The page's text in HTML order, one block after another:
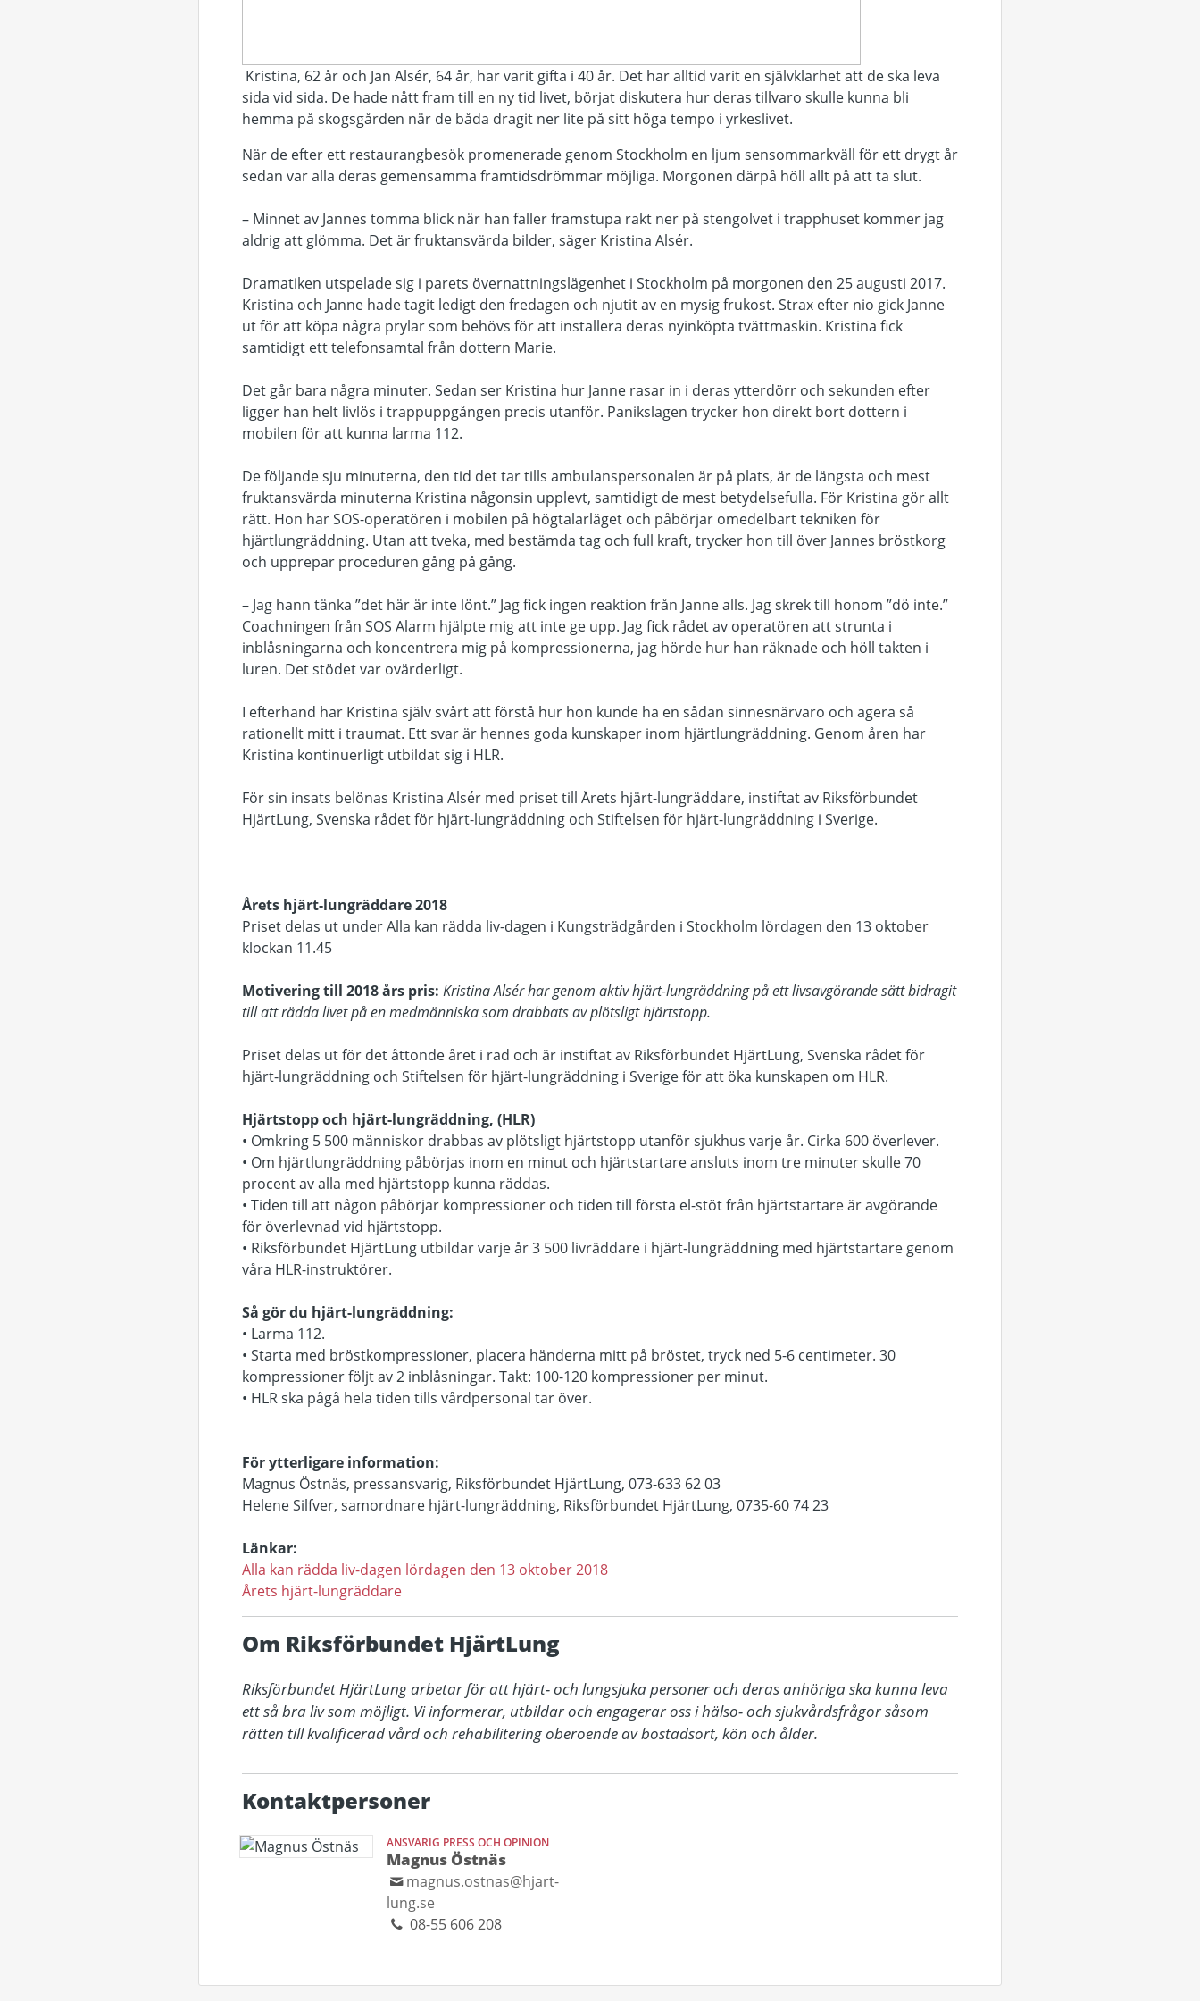
Kristina, 62 år och Jan Alsér, 64 år, har varit gifta i 40 år. Det har alltid varit en självklarhet att de ska leva
sida vid sida. De hade nått fram till en ny tid livet, börjat diskutera hur deras tillvaro skulle kunna bli
hemma på skogsgården när de båda dragit ner lite på sitt höga tempo i yrkeslivet.
När de efter ett restaurangbesök promenerade genom Stockholm en ljum sensommarkväll för ett drygt år
sedan var alla deras gemensamma framtidsdrömmar möjliga. Morgonen därpå höll allt på att ta slut.
– Minnet av Jannes tomma blick när han faller framstupa rakt ner på stengolvet i trapphuset kommer jag
aldrig att glömma. Det är fruktansvärda bilder, säger Kristina Alsér.
Dramatiken utspelade sig i parets övernattningslägenhet i Stockholm på morgonen den 25 augusti 2017.
Kristina och Janne hade tagit ledigt den fredagen och njutit av en mysig frukost. Strax efter nio gick Janne
ut för att köpa några prylar som behövs för att installera deras nyinköpta tvättmaskin. Kristina fick
samtidigt ett telefonsamtal från dottern Marie.
Det går bara några minuter. Sedan ser Kristina hur Janne rasar in i deras ytterdörr och sekunden efter
ligger han helt livlös i trappuppgången precis utanför. Panikslagen trycker hon direkt bort dottern i
mobilen för att kunna larma 112.
De följande sju minuterna, den tid det tar tills ambulanspersonalen är på plats, är de längsta och mest
fruktansvärda minuterna Kristina någonsin upplevt, samtidigt de mest betydelsefulla. För Kristina gör allt
rätt. Hon har SOS-operatören i mobilen på högtalarläget och påbörjar omedelbart tekniken för
hjärtlungräddning. Utan att tveka, med bestämda tag och full kraft, trycker hon till över Jannes bröstkorg
och upprepar proceduren gång på gång.
– Jag hann tänka ”det här är inte lönt.” Jag fick ingen reaktion från Janne alls. Jag skrek till honom ”dö inte.”
Coachningen från SOS Alarm hjälpte mig att inte ge upp. Jag fick rådet av operatören att strunta i
inblåsningarna och koncentrera mig på kompressionerna, jag hörde hur han räknade och höll takten i
luren. Det stödet var ovärderligt.
I efterhand har Kristina själv svårt att förstå hur hon kunde ha en sådan sinnesnärvaro och agera så
rationellt mitt i traumat. Ett svar är hennes goda kunskaper inom hjärtlungräddning. Genom åren har
Kristina kontinuerligt utbildat sig i HLR.
För sin insats belönas Kristina Alsér med priset till Årets hjärt-lungräddare, instiftat av Riksförbundet
HjärtLung, Svenska rådet för hjärt-lungräddning och Stiftelsen för hjärt-lungräddning i Sverige.
Årets hjärt-lungräddare 2018
Priset delas ut under Alla kan rädda liv-dagen i Kungsträdgården i Stockholm lördagen den 13 oktober
klockan 11.45
Motivering till 2018 års pris: Kristina Alsér har genom aktiv hjärt-lungräddning på ett livsavgörande sätt bidragit
till att rädda livet på en medmänniska som drabbats av plötsligt hjärtstopp.
Priset delas ut för det åttonde året i rad och är instiftat av Riksförbundet HjärtLung, Svenska rådet för
hjärt-lungräddning och Stiftelsen för hjärt-lungräddning i Sverige för att öka kunskapen om HLR.
Hjärtstopp och hjärt-lungräddning, (HLR)
• Omkring 5 500 människor drabbas av plötsligt hjärtstopp utanför sjukhus varje år. Cirka 600 överlever.
• Om hjärtlungräddning påbörjas inom en minut och hjärtstartare ansluts inom tre minuter skulle 70
procent av alla med hjärtstopp kunna räddas.
• Tiden till att någon påbörjar kompressioner och tiden till första el-stöt från hjärtstartare är avgörande
för överlevnad vid hjärtstopp.
• Riksförbundet HjärtLung utbildar varje år 3 500 livräddare i hjärt-lungräddning med hjärtstartare genom
våra HLR-instruktörer.
Så gör du hjärt-lungräddning:
• Larma 112.
• Starta med bröstkompressioner, placera händerna mitt på bröstet, tryck ned 5-6 centimeter. 30
kompressioner följt av 2 inblåsningar. Takt: 100-120 kompressioner per minut.
• HLR ska pågå hela tiden tills vårdpersonal tar över.
För ytterligare information:
Magnus Östnäs, pressansvarig, Riksförbundet HjärtLung, 073-633 62 03
Helene Silfver, samordnare hjärt-lungräddning, Riksförbundet HjärtLung, 0735-60 74 23
Länkar:
Alla kan rädda liv-dagen lördagen den 13 oktober 2018
Årets hjärt-lungräddare
Om Riksförbundet HjärtLung
Riksförbundet HjärtLung arbetar för att hjärt- och lungsjuka personer och deras anhöriga ska kunna leva
ett så bra liv som möjligt. Vi informerar, utbildar och engagerar oss i hälso- och sjukvårdsfrågor såsom
rätten till kvalificerad vård och rehabilitering oberoende av bostadsort, kön och ålder.
Kontaktpersoner
ANSVARIG PRESS OCH OPINION
Magnus Östnäs
magnus.ostnas@hjart-
lung.se
08-55 606 208